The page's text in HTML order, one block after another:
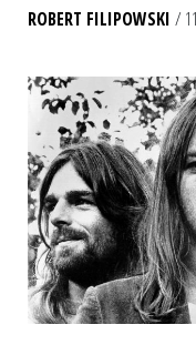
ROBERT FILIPOWSKI /